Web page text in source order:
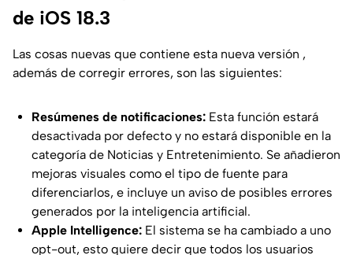
de iOS 18.3
Las cosas nuevas que contiene esta nueva versión ,
además de corregir errores, son las siguientes:
Resúmenes de notificaciones: Esta función estará
desactivada por defecto y no estará disponible en la
categoría de Noticias y Entretenimiento. Se añadieron
mejoras visuales como el tipo de fuente para
diferenciarlos, e incluye un aviso de posibles errores
generados por la inteligencia artificial.
Apple Intelligence: El sistema se ha cambiado a uno
opt-out, esto quiere decir que todos los usuarios